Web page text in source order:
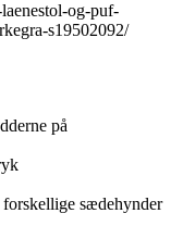
og-puf-
s19502092/
på
sædehynder